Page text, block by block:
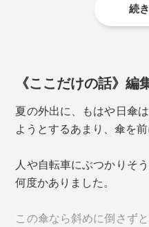
長さの違う骨が、閉じ
続
《ここだけの話》編
夏の外出に、もはや日傘
ようとするあまり、傘を前
人や自転車にぶつかりそ
何度かありました。
この傘なら斜めに倒さず